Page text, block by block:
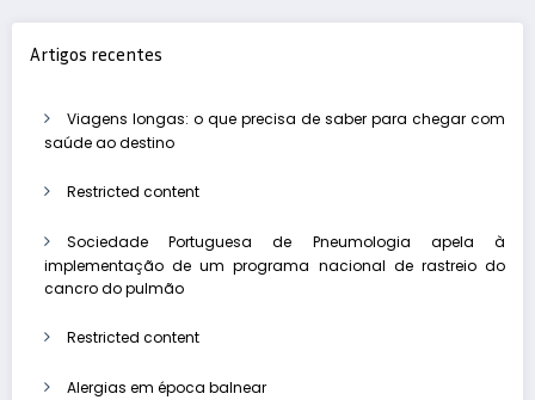
Artigos recentes
Viagens longas: o que precisa de saber para chegar com
saúde ao destino
Restricted content
Sociedade Portuguesa de Pneumologia apela à
implementação de um programa nacional de rastreio do
cancro do pulmão
Restricted content
Alergias em época balnear